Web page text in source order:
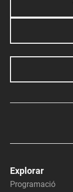
Explorar
Programació